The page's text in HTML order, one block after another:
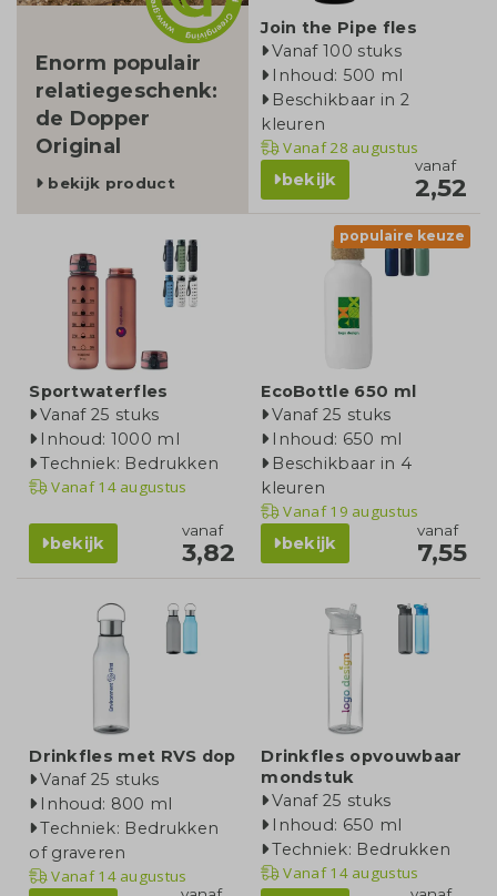
Enorm populair
relatiegeschenk:
de Dopper
Original
bekijk product
Join the Pipe fles
Vanaf 100 stuks
Inhoud: 500 ml
Beschikbaar in 2
kleuren
Vanaf28 augustus
bekijk
vanaf
2,52
Sportwaterfles
Vanaf 25 stuks
Inhoud: 1000 ml
Techniek: Bedrukken
Vanaf14 augustus
bekijk
vanaf
3,82
populaire keuze
EcoBottle 650 ml
Vanaf 25 stuks
Inhoud: 650 ml
Beschikbaar in 4
kleuren
Vanaf19 augustus
bekijk
vanaf
7,55
Drinkfles met RVS dop
Vanaf 25 stuks
Inhoud: 800 ml
Techniek: Bedrukken
of graveren
Vanaf14 augustus
Drinkfles opvouwbaar
mondstuk
Vanaf 25 stuks
Inhoud: 650 ml
Techniek: Bedrukken
Vanaf14 augustus